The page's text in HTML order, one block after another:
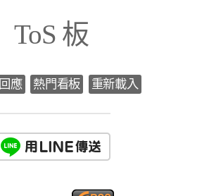
ToS 板
回應 熱門看板 重新載入